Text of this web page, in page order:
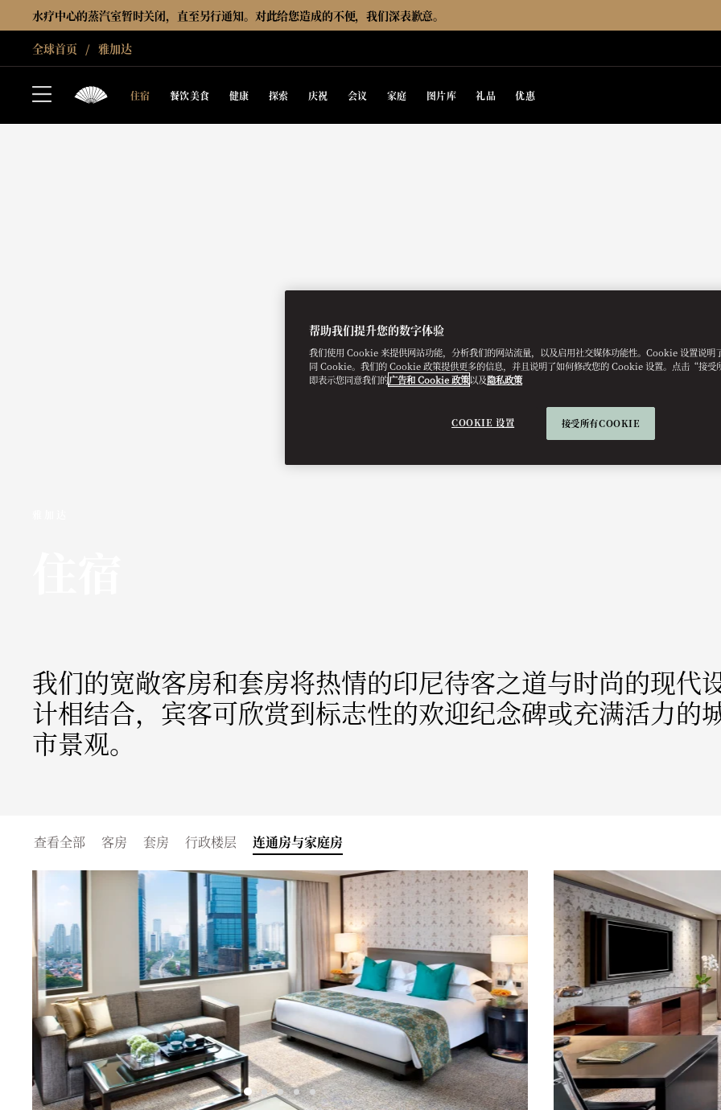
水疗中心的蒸汽室暂时关闭，直至另行通知。对此给您造成的不便，我们深表歉意。
全球首页 雅加达
住宿 餐饮美食 健康 探索 庆祝 会议 家庭 图片库 礼品 优惠
我们的宽敞客房和套房将热情的印尼待客之道与时尚的现代
计相结合，宾客可欣赏到标志性的欢迎纪念碑或充满活力的
市景观。
查看全部 客房 套房 行政楼层 连通房与家庭房
帮助我们提升您的数字体验
我们使用 Cookie 来提供网站功能，分析我们的网站流量，以及启用社交媒体功能性。Cookie 设置说明
同 Cookie。我们的 Cookie 政策提供更多的信息，并且说明了如何修改您的 Cookie 设置。点击“接受
即表示您同意我们的广告和 Cookie 政策以及隐私政策
COOKIE 设置 接受所有COOKIE